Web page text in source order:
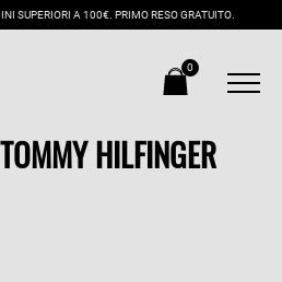
SUPERIORI A 100€. PRIMO RESO GRATUITO.
0
HILFINGER